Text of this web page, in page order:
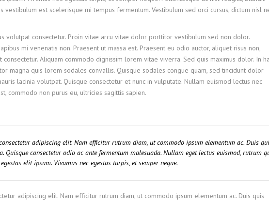
vestibulum est scelerisque mi tempus fermentum. Vestibulum sed orci cursus, dictum nisl
volutpat consectetur. Proin vitae arcu vitae dolor porttitor vestibulum sed non dolor.
mi venenatis non. Praesent ut massa est. Praesent eu odio auctor, aliquet risus non,
consectetur. Aliquam commodo dignissim lorem vitae viverra. Sed quis maximus dolor. In
magna quis lorem sodales convallis. Quisque sodales congue quam, sed tincidunt dolor
lacinia volutpat. Quisque consectetur et nunc in vulputate. Nullam euismod lectus nec
commodo non purus eu, ultricies sagittis sapien.
adipiscing elit. Nam efficitur rutrum diam, ut commodo ipsum elementum ac. Duis
Quisque consectetur odio ac ante fermentum malesuada. Nullam eget lectus euismod, rutrum
elit ipsum. Vivamus nec egestas turpis, et semper neque.
adipiscing elit. Nam efficitur rutrum diam, ut commodo ipsum elementum ac. Duis quis